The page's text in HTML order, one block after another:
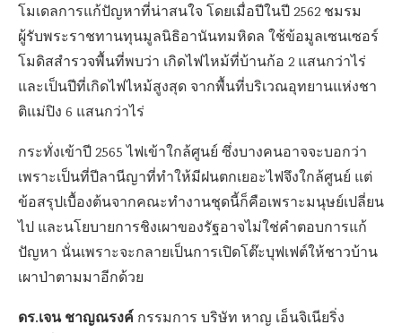
โมเดลการแก้ปัญหาที่น่าสนใจ โดยเมื่อปีในปี 2562 ชมรม
ผู้รับพระราชทานทุนมูลนิธิอานันทมหิดล ใช้ข้อมูลเซนเซอร์
โมดิสสำรวจพื้นที่พบว่า เกิดไฟไหม้ที่บ้านก้อ 2 แสนกว่าไร่
และเป็นปีที่เกิดไฟไหม้สูงสุด จากพื้นที่บริเวณอุทยานแห่งชา
ติแม่ปิง 6 แสนกว่าไร่
กระทั่งเข้าปี 2565 ไฟเข้าใกล้ศูนย์ ซึ่งบางคนอาจจะบอกว่า
เพราะเป็นที่ปีลานีญาที่ทำให้มีฝนตกเยอะไฟจึงใกล้ศูนย์ แต่
ข้อสรุปเบื้องต้นจากคณะทำงานชุดนี้ก็คือเพราะมนุษย์เปลี่ยน
ไป และนโยบายการชิงเผาของรัฐอาจไม่ใช่คำตอบการแก้
ปัญหา นั่นเพราะจะกลายเป็นการเปิดโต๊ะบุฟเฟต์ให้ชาวบ้าน
เผาป่าตามมาอีกด้วย
ดร.เจน ชาญณรงค์ กรรมการ บริษัท หาญ เอ็นจิเนียริ่ง